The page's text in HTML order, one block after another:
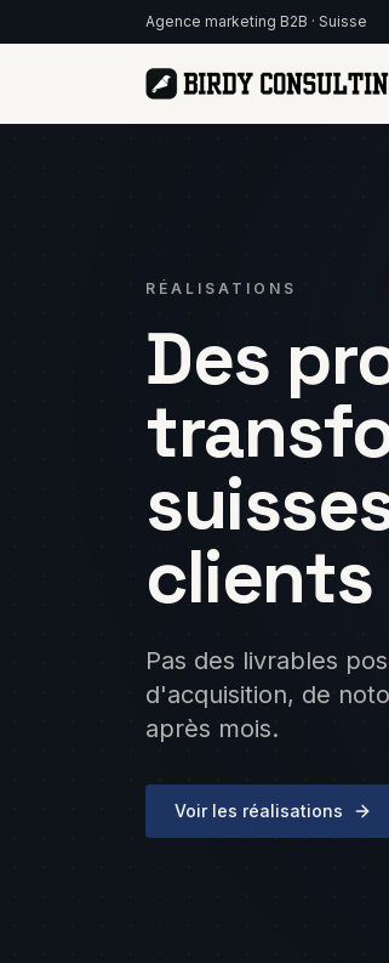
Agence marketing B2B · Suisse
présence LinkedIn
RÉALISATIONS
Des
clients
Pas des livrables
d'acquisition, de
après mois.
Voir les réalisations